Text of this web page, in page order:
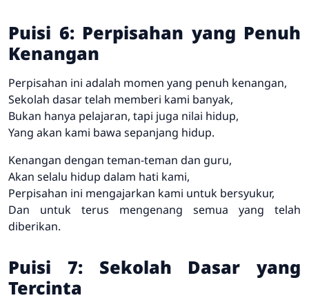
Puisi 6: Perpisahan yang Penuh
Kenangan
Perpisahan ini adalah momen yang penuh kenangan,
Sekolah dasar telah memberi kami banyak,
Bukan hanya pelajaran, tapi juga nilai hidup,
Yang akan kami bawa sepanjang hidup.
Kenangan dengan teman-teman dan guru,
Akan selalu hidup dalam hati kami,
Perpisahan ini mengajarkan kami untuk bersyukur,
Dan untuk terus mengenang semua yang telah
diberikan.
Puisi 7: Sekolah Dasar yang
Tercinta